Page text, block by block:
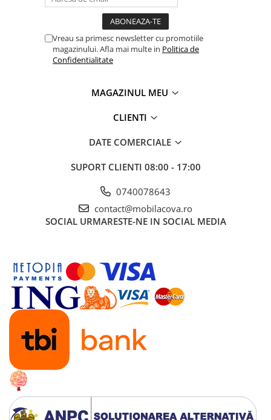
Vreau sa primesc newsletter cu promotiile
magazinului. Afla mai multe in Politica de
Confidentialitate
MAGAZINUL MEU
CLIENTI
DATE COMERCIALE
SUPORT CLIENTI 08:00 - 17:00
0740078643
contact@mobilacova.ro
SOCIAL URMARESTE-NE IN SOCIAL MEDIA